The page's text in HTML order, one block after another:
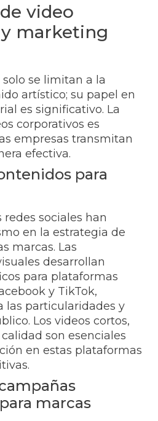
video
marketing
se limitan a la
artístico; su papel en
es significativo. La
corporativos es
empresas transmitan
efectiva.
para
redes sociales han
en la estrategia de
marcas. Las
desarrollan
para plataformas
y TikTok,
las particularidades y
Los videos cortos,
son esenciales
en estas plataformas
marcas